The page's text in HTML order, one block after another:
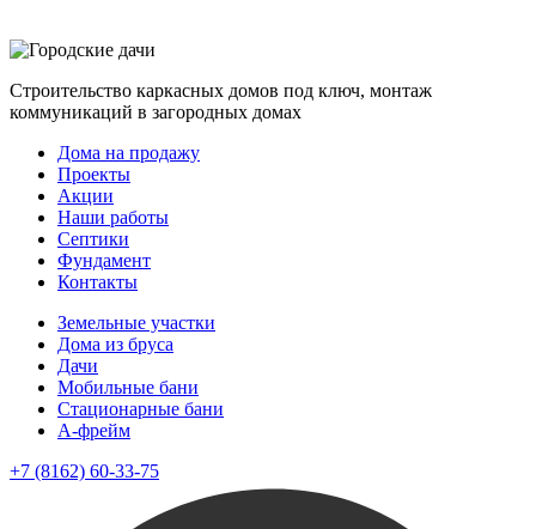
Строительство каркасных домов под ключ, монтаж
коммуникаций в загородных домах
Дома на продажу
Проекты
Акции
Наши работы
Септики
Фундамент
Контакты
Земельные участки
Дома из бруса
Дачи
Мобильные бани
Стационарные бани
A-фрейм
+7 (8162) 60-33-75